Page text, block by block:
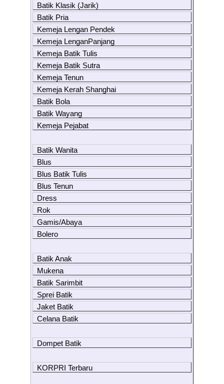
Batik Klasik (Jarik)
Batik Pria
Kemeja Lengan Pendek
Kemeja LenganPanjang
Kemeja Batik Tulis
Kemeja Batik Sutra
Kemeja Tenun
Kemeja Kerah Shanghai
Batik Bola
Batik Wayang
Kemeja Pejabat
Batik Wanita
Blus
Blus Batik Tulis
Blus Tenun
Dress
Rok
Gamis/Abaya
Bolero
Batik Anak
Mukena
Batik Sarimbit
Sprei Batik
Jaket Batik
Celana Batik
Dompet Batik
KORPRI Terbaru